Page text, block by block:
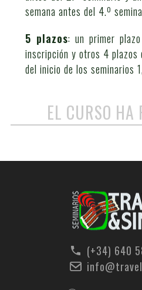
semana antes del 4.º
5 plazos: un primer
inscripción y otros 4 plazos
del inicio de los seminarios
EL CURSO HA
(+34) 640